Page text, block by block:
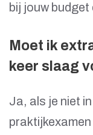
bij jouw
Moet ik
keer slaag
Ja, als je niet